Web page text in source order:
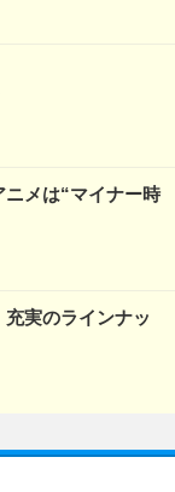
ニメは“マイナー時
実のラインナッ